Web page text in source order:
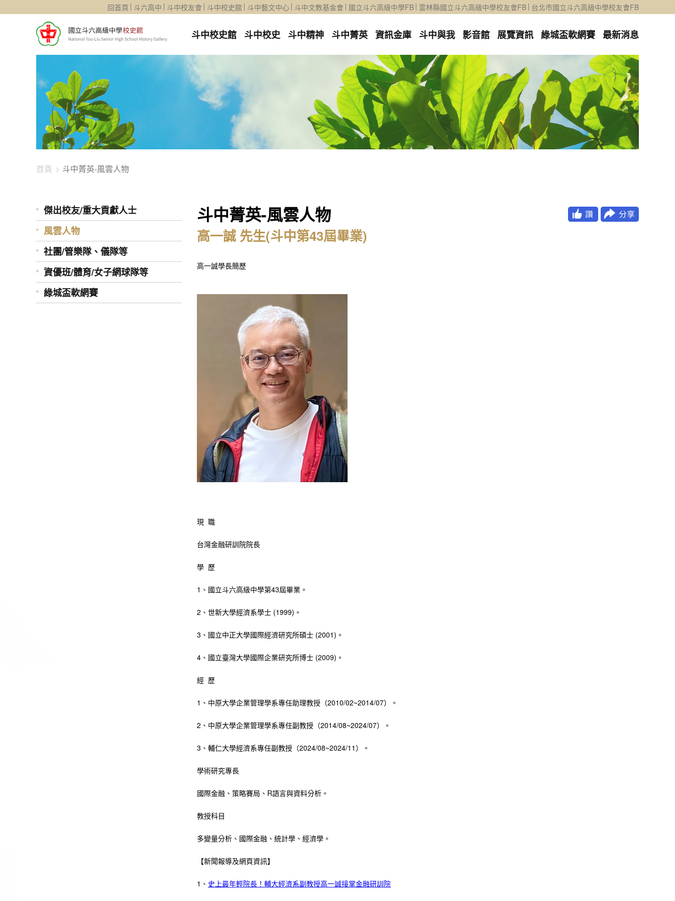
回首頁 斗六高中 斗中校友會 斗中校史館 斗中藝文中心 斗中文教基金會 國立斗六高級中學FB 雲林縣國立斗六高級中學校友會FB 台北市國立斗六高級中學校友會FB
斗中校史館 斗中校史 斗中精神 斗中菁英 資訊金庫 斗中與我 影音館 展覽資訊 綠城盃軟網賽 最新消息
首頁 斗中菁英-風雲人物
傑出校友/重大貢獻人士
風雲人物
社團/管樂隊、儀隊等
資優班/體育/女子網球隊等
綠城盃軟網賽
斗中菁英-風雲人物
高一誠 先生(斗中第43屆畢業)
高一誠學長簡歷
現 職
台灣金融研訓院院長
學 歷
1、國立斗六高級中學第43屆畢業。
2、世新大學經濟系學士 (1999)。
3、國立中正大學國際經濟研究所碩士 (2001)。
4、國立臺灣大學國際企業研究所博士 (2009)。
經 歷
1、中原大學企業管理學系專任助理教授（2010/02~2014/07）。
2、中原大學企業管理學系專任副教授（2014/08~2024/07）。
3、輔仁大學經濟系專任副教授（2024/08~2024/11）。
學術研究專長
國際金融、策略賽局、R語言與資料分析。
教授科目
多變量分析、國際金融、統計學、經濟學。
【新聞報導及網頁資訊】
1、 史上最年輕院長！輔大經濟系副教授高一誠接掌金融研訓院